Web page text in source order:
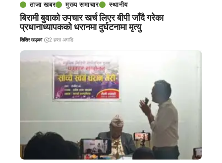
ताजा खबर मुख्य समाचार स्थानीय
बिरामी बुवाको उपचार खर्च लिएर बीपी जाँदै गरेका
प्रधानाध्यापकको धरानमा दुर्घटनामा मृत्यु
शिशिर खड्का 2 हप्ता अगाडि